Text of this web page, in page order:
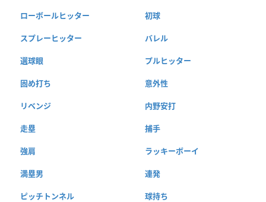
ローボールヒッター 初球
スプレーヒッター バレル
選球眼 プルヒッター
固め打ち 意外性
リベンジ 内野安打
走塁 捕手
強肩 ラッキーボーイ
満塁男 連発
ピッチトンネル 球持ち